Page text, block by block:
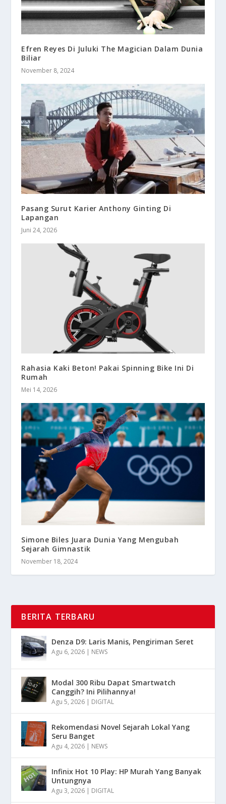
Efren Reyes Di Juluki The Magician Dalam Dunia
Biliar
November 8, 2024
Pasang Surut Karier Anthony Ginting Di
Lapangan
Juni 24, 2026
Rahasia Kaki Beton! Pakai Spinning Bike Ini Di
Rumah
Mei 14, 2026
Simone Biles Juara Dunia Yang Mengubah
Sejarah Gimnastik
November 18, 2024
BERITA TERBARU
Denza D9: Laris Manis, Pengiriman Seret
Agu 6, 2026 | NEWS
Modal 300 Ribu Dapat Smartwatch
Canggih? Ini Pilihannya!
Agu 5, 2026 | DIGITAL
Rekomendasi Novel Sejarah Lokal Yang
Seru Banget
Agu 4, 2026 | NEWS
Infinix Hot 10 Play: HP Murah Yang Banyak
Untungnya
Agu 3, 2026 | DIGITAL